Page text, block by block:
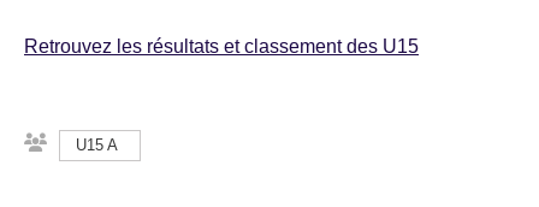
Retrouvez les résultats et classement des U15
U15 A